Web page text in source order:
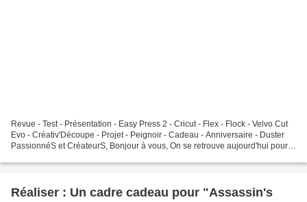
Revue - Test - Présentation - Easy Press 2 - Cricut - Flex - Flock - Velvo Cut
Evo - Créativ'Découpe - Projet - Peignoir - Cadeau - Anniversaire - Duster
PassionnéS et CréateurS, Bonjour à vous, On se retrouve aujourd'hui pour
Réaliser : Un cadre cadeau pour "Assassin's